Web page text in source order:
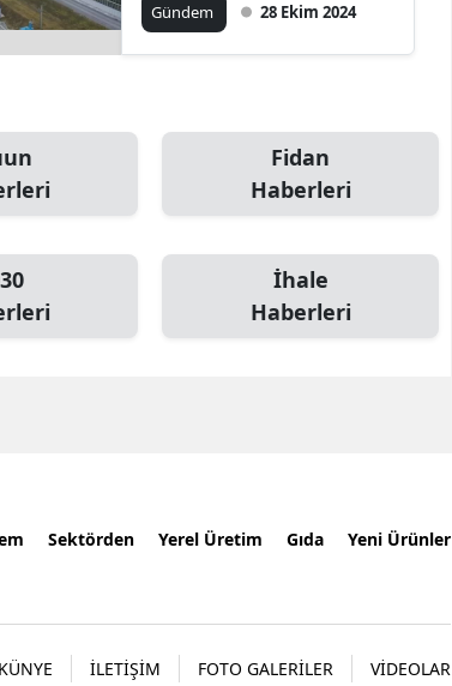
Gündem 28 Ekim 2024
Fidan
Haberleri
İhale
Haberleri
Sektörden Yerel Üretim Gıda Yeni Ürünler
KÜNYE İLETİŞİM FOTO GALERİLER VİDEOLAR